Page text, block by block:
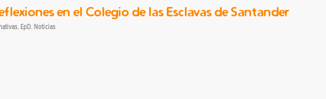
en el Colegio de las Esclavas de Santander
, EpD, Noticias